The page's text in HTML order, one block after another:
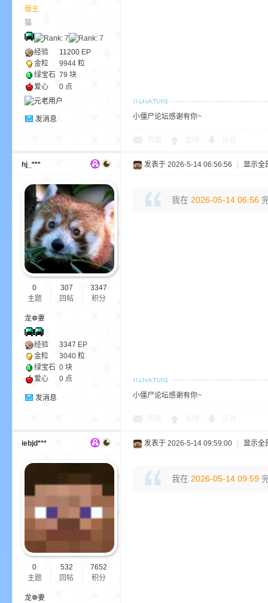
版主
猫
经验 11200 EP
金粒
9944 粒
绿宝石 79 块
爱心
0 点
发消息 小僵尸论坛感谢有你~
hj_***
0
主题
307
回帖
3347
积分
龙❁妻
经验 3347 EP
金粒
3040 粒
绿宝石 0 块
爱心
0 点
发消息
发表于 2026-5-14 06:56:56 显示全
我在 2026-05-14 06:56
小僵尸论坛感谢有你~
iebjd***
0
主题
532
回帖
7652
积分
龙❁妻
发表于 2026-5-14 09:59:00 显示全
我在 2026-05-14 09:59